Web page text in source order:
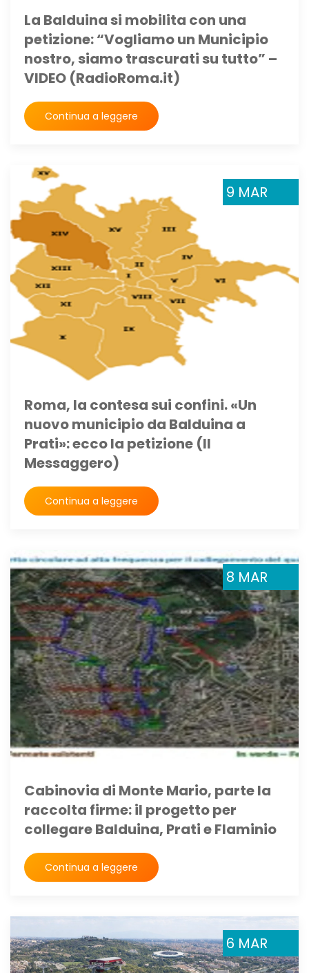
La Balduina si mobilita con una
petizione: “Vogliamo un Municipio
nostro, siamo trascurati su tutto” –
VIDEO (RadioRoma.it)
Continua a leggere
Roma, la contesa sui confini. «Un
nuovo municipio da Balduina a
Prati»: ecco la petizione (Il
Messaggero)
9 MAR
Continua a leggere
Cabinovia di Monte Mario, parte la
raccolta firme: il progetto per
collegare Balduina, Prati e Flaminio
8 MAR
Continua a leggere
6 MAR